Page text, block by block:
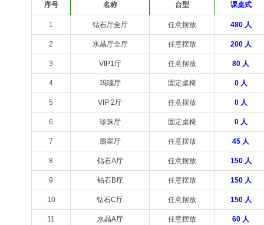
序号 名称 台型 课桌式
1 钻石厅全厅 任意摆放 480 人
2 水晶厅全厅 任意摆放 200 人
3 VIP1厅 任意摆放 80 人
4 玛瑙厅 固定桌椅 0 人
5 VIP 2厅 任意摆放 0 人
6 珍珠厅 固定桌椅 0 人
7 翡翠厅 任意摆放 45 人
8 钻石A厅 任意摆放 150 人
9 钻石B厅 任意摆放 150 人
10 钻石C厅 任意摆放 150 人
11 水晶A厅 任意摆放 60 人